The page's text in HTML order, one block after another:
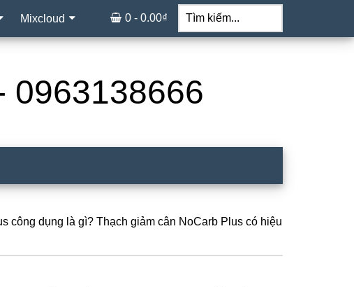
Mixcloud
Tìm
kiếm...
0 - 0.00₫
0963138666
công dụng là gì? Thạch giảm cân NoCarb Plus có hiệu